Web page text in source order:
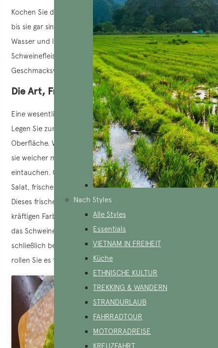
Nach Styles
Alle Styles
Essentials
VIETNAM IN FREIHEIT
Küche
ETHNISCHE KULTUR
TREKKING & WANDERN
STRANDURLAUB
FAHRRADTOUR
MOTORRADREISE
KREUZFAHRT
Kochen Sie dann das Schweinefleisch und die Garnelen,
bis sie gar sind, etwa 3-5 Minuten. Nehmen Sie sie aus dem
Wasser und lassen Sie sie abkühlen. Schneiden Sie das
Schweinefleisch anschließend je nach
Geschmacksvorlieben dünn auf.
Die Art, Frühlingsrollen zu rollen
Eine wesentliche Zutat der Frühlingsrollen ist das Reisblatt.
Legen Sie zunächst ein Reisblatt auf eine saubere, flache
Oberfläche. Wenn die Reisblätter knusprig sind, können Sie
sie weicher machen, indem Sie sie leicht in Wasser
eintauchen. Geben Sie dann rohes Gemüse wie Gurke,
Salat, frische Kräuter, Ananas, Schnittlauch usw. hinzu.
Dieses frische Gemüse verleiht den Frühlingsrollen einen
kräftigen Farbtupfer. Danach mischen Sie die Fadennudeln,
das Schweinefleisch und die Garnelen unter. Bringen Sie
schließlich beide Seiten des Reisblatts zusammen und
rollen Sie es fest zu einem kompakten Zylinder.